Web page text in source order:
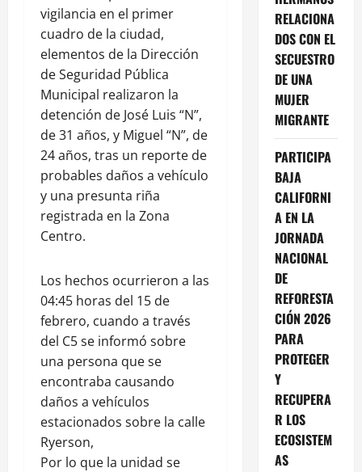
vigilancia en el primer
cuadro de la ciudad,
elementos de la Dirección
de Seguridad Pública
Municipal realizaron la
detención de José Luis “N”,
de 31 años, y Miguel “N”, de
24 años, tras un reporte de
probables daños a vehículo
y una presunta riña
registrada en la Zona
Centro.
Los hechos ocurrieron a las
04:45 horas del 15 de
febrero, cuando a través
del C5 se informó sobre
una persona que se
encontraba causando
daños a vehículos
estacionados sobre la calle
Ryerson,
Por lo que la unidad se
RELACIONA
DOS CON EL
SECUESTRO
DE UNA
MUJER
MIGRANTE
PARTICIPA
BAJA
CALIFORNI
A EN LA
JORNADA
NACIONAL
DE
REFORESTA
CIÓN 2026
PARA
PROTEGER
Y
RECUPERA
R LOS
ECOSISTEM
AS